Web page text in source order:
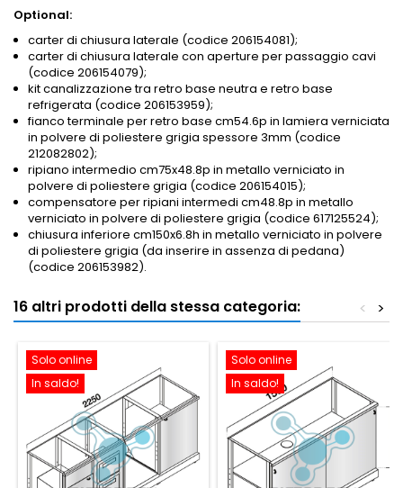
Optional:
carter di chiusura laterale (codice 206154081);
carter di chiusura laterale con aperture per passaggio cavi
(codice 206154079);
kit canalizzazione tra retro base neutra e retro base
refrigerata (codice 206153959);
fianco terminale per retro base cm54.6p in lamiera verniciata
in polvere di poliestere grigia spessore 3mm (codice
212082802);
ripiano intermedio cm75x48.8p in metallo verniciato in
polvere di poliestere grigia (codice 206154015);
compensatore per ripiani intermedi cm48.8p in metallo
verniciato in polvere di poliestere grigia (codice 617125524);
chiusura inferiore cm150x6.8h in metallo verniciato in polvere
di poliestere grigia (da inserire in assenza di pedana)
(codice 206153982).
16 altri prodotti della stessa categoria: >
<
Solo online
In saldo!
Solo online
In saldo!